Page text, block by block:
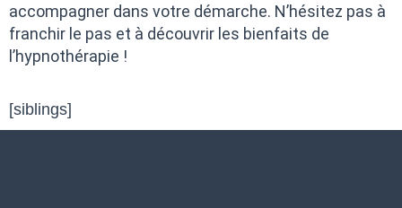
accompagner dans votre démarche. N’hésitez pas à
franchir le pas et à découvrir les bienfaits de
l’hypnothérapie !
[siblings]